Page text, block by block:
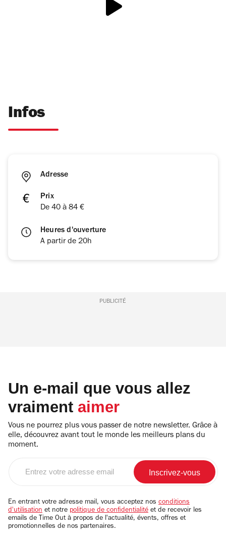
Infos
Adresse
Prix
De 40 à 84 €
Heures d'ouverture
A partir de 20h
PUBLICITÉ
Un e-mail que vous allez
vraiment aimer
Vous ne pourrez plus vous passer de notre newsletter. Grâce à
elle, découvrez avant tout le monde les meilleurs plans du
moment.
email
En entrant votre adresse mail, vous acceptez nos conditions
d'utilisation et notre politique de confidentialité et de recevoir les
emails de Time Out à propos de l'actualité, évents, offres et
promotionnelles de nos partenaires.